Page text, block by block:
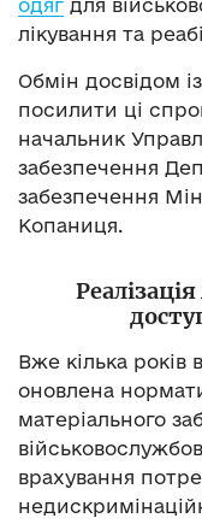
одяг для
лікування та
Обмін досвідом
посилити ці
начальник
забезпечення
забезпечення
Копаниця.
Вже кілька років
оновлена
матеріального
врахування